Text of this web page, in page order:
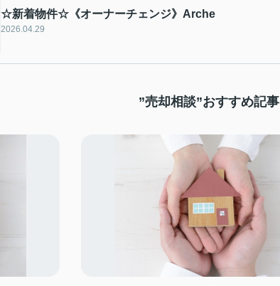
☆新着物件☆《オーナーチェンジ》Arche
2026.04.29
”売却相談”おすすめ記事